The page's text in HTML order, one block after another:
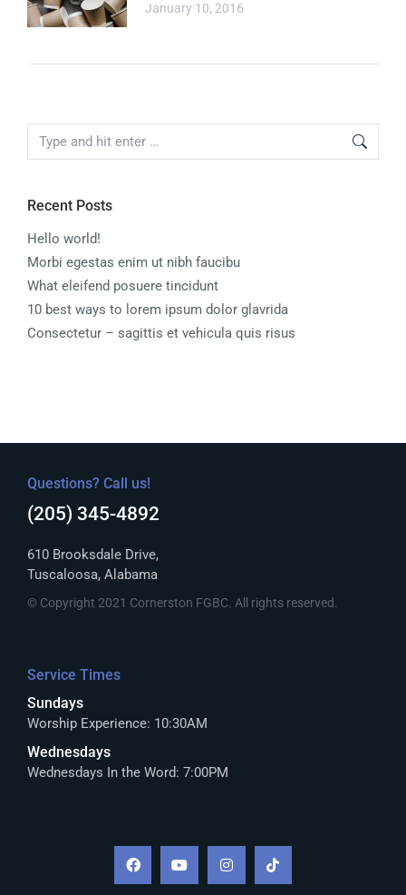
January 10, 2016
Recent Posts
Hello world!
Morbi egestas enim ut nibh faucibu
What eleifend posuere tincidunt
10 best ways to lorem ipsum dolor glavrida
Consectetur – sagittis et vehicula quis risus
Questions? Call us!
(205) 345-4892
610 Brooksdale Drive,
Tuscaloosa, Alabama
© Copyright 2021 Cornerston FGBC. All rights reserved.
Service Times
Sundays
Worship Experience: 10:30AM
Wednesdays
Wednesdays In the Word: 7:00PM